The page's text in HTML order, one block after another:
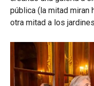
pública (la mitad miran
otra mitad a los